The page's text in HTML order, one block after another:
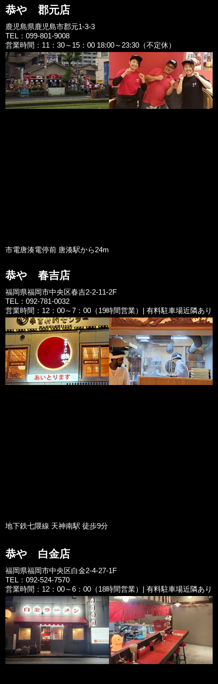
恭や 郡元店
鹿児島県鹿児島市郡元1-3-3
TEL：099-801-9008
営業時間：11：30～15：00 18:00～23:30（不定休）
市電唐湊電停前 唐湊駅から24m
恭や 春吉店
福岡県福岡市中央区春吉2-2-11-2F
TEL：092-781-0032
営業時間：12：00～7：00（19時間営業）| 有料駐車場近隣あり
地下鉄七隈線 天神南駅 徒歩9分
恭や 白金店
福岡県福岡市中央区白金2-4-27-1F
TEL：092-524-7570
営業時間：12：00～6：00（18時間営業）| 有料駐車場近隣あり